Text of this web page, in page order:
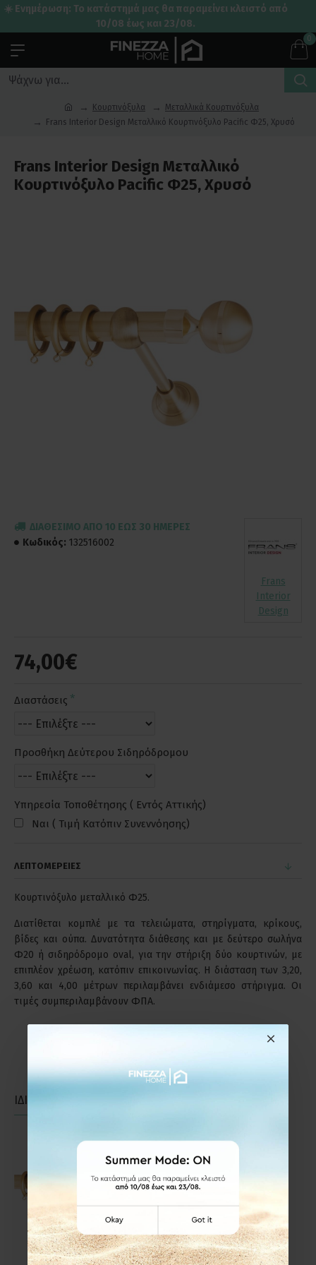
☀️ Ενημέρωση: Το κατάστημά μας θα παραμείνει κλειστό από
10/08 έως και 23/08.
0
Κουρτινόξυλα
Μεταλλικά Κουρτινόξυλα
Frans Interior Design Μεταλλικό Κουρτινόξυλο Pacific Φ25, Χρυσό
Frans Interior Design Μεταλλικό
Κουρτινόξυλο Pacific Φ25, Χρυσό
74,00€
ΔΙΑΘΈΣΙΜΟ ΑΠΌ 10 ΈΩΣ 30 ΗΜΈΡΕΣ
Κωδικός: 132516002
Frans
Interior
Design
Διαστάσεις
Προσθήκη Δεύτερου Σιδηρόδρομου
Υπηρεσία Τοποθέτησης ( Εντός Αττικής)
Ναι ( Τιμή Κατόπιν Συνεννόησης)
ΛΕΠΤΟΜΕΡΕΙΕΣ
Κουρτινόξυλο μεταλλικό Φ25.
Διατίθεται κομπλέ με τα τελειώματα, στηρίγματα, κρίκους,
βίδες και ούπα. Δυνατότητα διάθεσης και με δεύτερο σωλήνα
Φ20 ή σιδηρόδρομο oval, για την στήριξη δύο κουρτινών, με
επιπλέον χρέωση, κατόπιν επικοινωνίας. Η διάσταση των 3,20,
3,60 και 4,00 μέτρων περιλαμβάνει ενδιάμεσο στήριγμα. Οι
τιμές συμπεριλαμβάνουν ΦΠΑ.
ΙΔΙΑΣ ΚΑΤΗΓΟΡΙΑΣ